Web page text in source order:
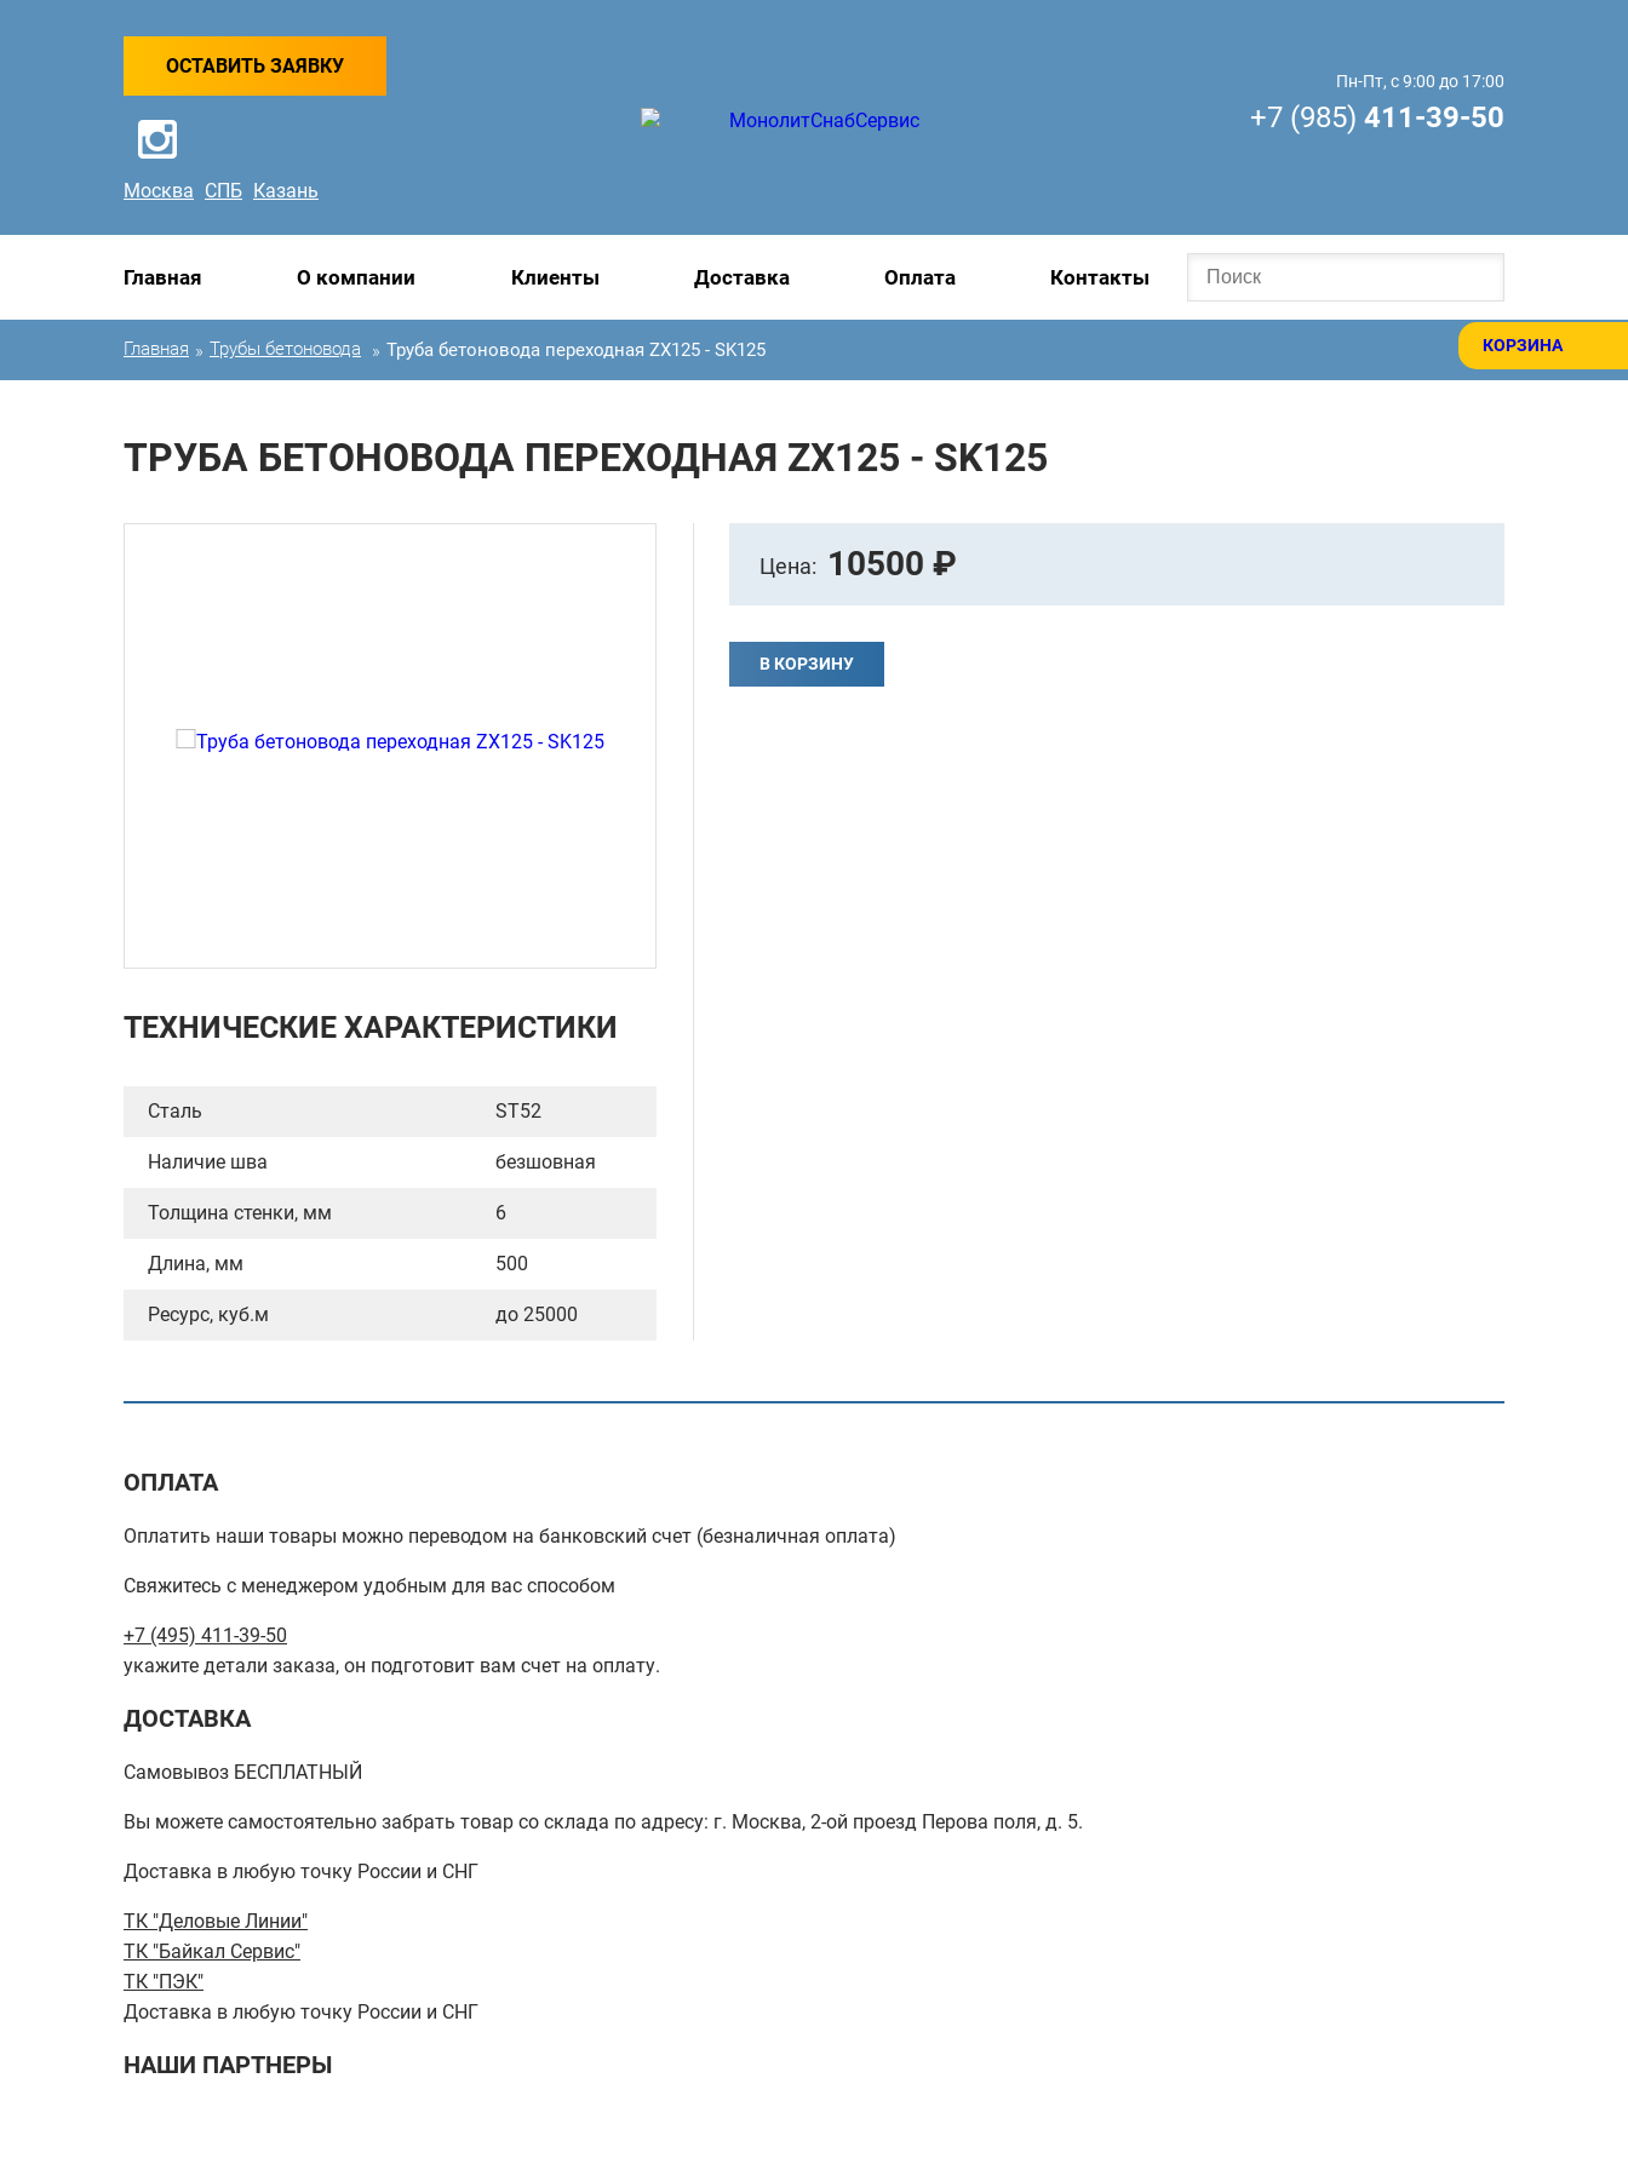
КОРЗИНА
ОСТАВИТЬ ЗАЯВКУ
Москва СПБ Казань
Пн-Пт, с 9:00 до 17:00
+7 (985) 411-39-50
Главная О компании Клиенты Доставка Оплата Контакты
Главная » Трубы бетоновода » Труба бетоновода переходная ZX125 - SK125
ТРУБА БЕТОНОВОДА ПЕРЕХОДНАЯ ZX125 - SK125
ТЕХНИЧЕСКИЕ ХАРАКТЕРИСТИКИ
Сталь ST52
Наличие шва безшовная
Толщина стенки, мм 6
Длина, мм 500
Ресурс, куб.м до 25000
Цена: 10500 ₽
В КОРЗИНУ
ОПЛАТА
Оплатить наши товары можно переводом на банковский счет (безналичная оплата)
Свяжитесь с менеджером удобным для вас способом
+7 (495) 411-39-50
укажите детали заказа, он подготовит вам счет на оплату.
ДОСТАВКА
Самовывоз БЕСПЛАТНЫЙ
Вы можете самостоятельно забрать товар со склада по адресу: г. Москва, 2-ой проезд Перова поля, д. 5.
Доставка в любую точку России и СНГ
ТК "Деловые Линии"
ТК "Байкал Сервис"
ТК "ПЭК"
Доставка в любую точку России и СНГ
НАШИ ПАРТНЕРЫ